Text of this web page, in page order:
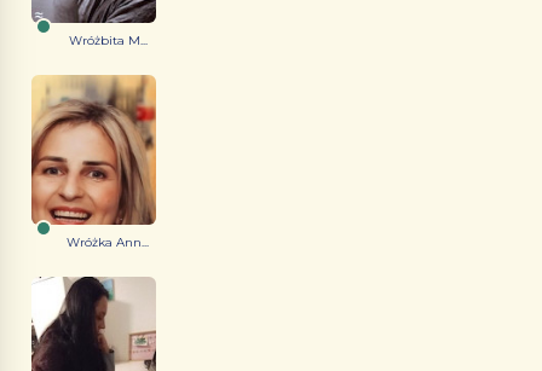
Wróżbita M...
Wróżka Ann...